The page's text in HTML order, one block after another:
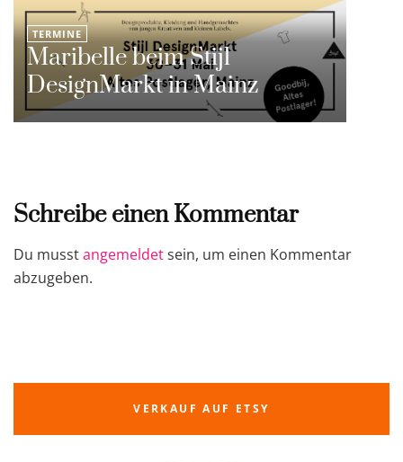
TERMINE
Maribelle beim Stijl
DesignMarkt in Mainz
Schreibe einen Kommentar
Du musstangemeldetsein, um einen Kommentar
abzugeben.
VERKAUF AUF ETSY